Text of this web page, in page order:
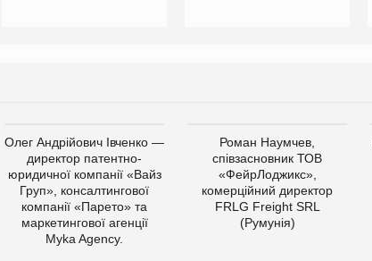
Олег Андрійович Івченко —
директор патентно-
юридичної компанії «Вайз
Груп», консалтингової
компанії «Парето» та
маркетингової агенції
Myka Agency.
Роман Наумчев,
співзасновник ТОВ
«ФейрЛоджикс»,
комерційний директор
FRLG Freight SRL
(Румунія)